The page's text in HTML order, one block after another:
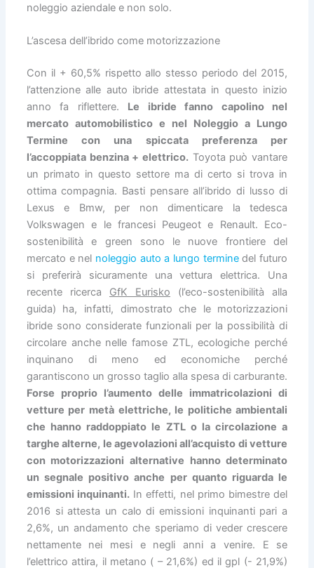
noleggio aziendale e non solo.
L’ascesa dell’ibrido come motorizzazione
Con il + 60,5% rispetto allo stesso periodo del 2015,
l’attenzione alle auto ibride attestata in questo inizio
anno fa riflettere. Le ibride fanno capolino nel
mercato automobilistico e nel Noleggio a Lungo
Termine con una spiccata preferenza per
l’accoppiata benzina + elettrico. Toyota può vantare
un primato in questo settore ma di certo si trova in
ottima compagnia. Basti pensare all’ibrido di lusso di
Lexus e Bmw, per non dimenticare la tedesca
Volkswagen e le francesi Peugeot e Renault. Eco-
sostenibilità e green sono le nuove frontiere del
mercato e nel noleggio auto a lungo terminedel futuro
si preferirà sicuramente una vettura elettrica. Una
recente ricerca GfK Eurisko (l’eco-sostenibilità alla
guida) ha, infatti, dimostrato che le motorizzazioni
ibride sono considerate funzionali per la possibilità di
circolare anche nelle famose ZTL, ecologiche perché
inquinano di meno ed economiche perché
garantiscono un grosso taglio alla spesa di carburante.
Forse proprio l’aumento delle immatricolazioni di
vetture per metà elettriche, le politiche ambientali
che hanno raddoppiato le ZTL o la circolazione a
targhe alterne, le agevolazioni all’acquisto di vetture
con motorizzazioni alternative hanno determinato
un segnale positivo anche per quanto riguarda le
emissioni inquinanti. In effetti, nel primo bimestre del
2016 si attesta un calo di emissioni inquinanti pari a
2,6%, un andamento che speriamo di veder crescere
nettamente nei mesi e negli anni a venire. E se
l’elettrico attira, il metano ( – 21,6%) ed il gpl (- 21,9%)